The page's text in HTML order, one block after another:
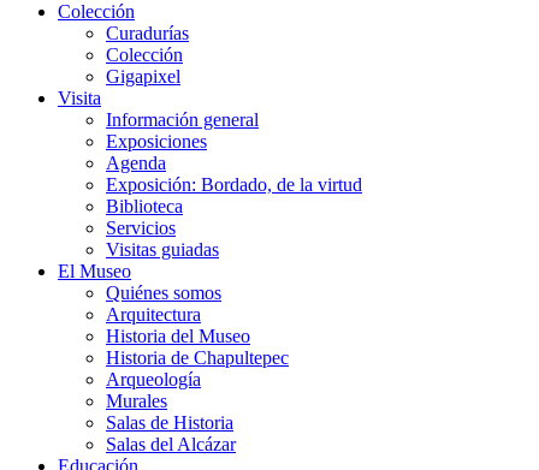
Colección
Curadurías
Colección
Gigapixel
Visita
Información general
Exposiciones
Agenda
Exposición: Bordado, de la virtud
Biblioteca
Servicios
Visitas guiadas
El Museo
Quiénes somos
Arquitectura
Historia del Museo
Historia de Chapultepec
Arqueología
Murales
Salas de Historia
Salas del Alcázar
Educación